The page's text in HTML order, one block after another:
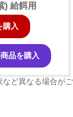
) 給餌用
購入
品を購入
ど異なる場合がご